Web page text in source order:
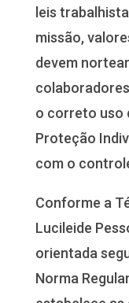
leis
missão,
devem
o correto uso
Proteção
com o
Conforme a
Lucileide
orientada
Norma